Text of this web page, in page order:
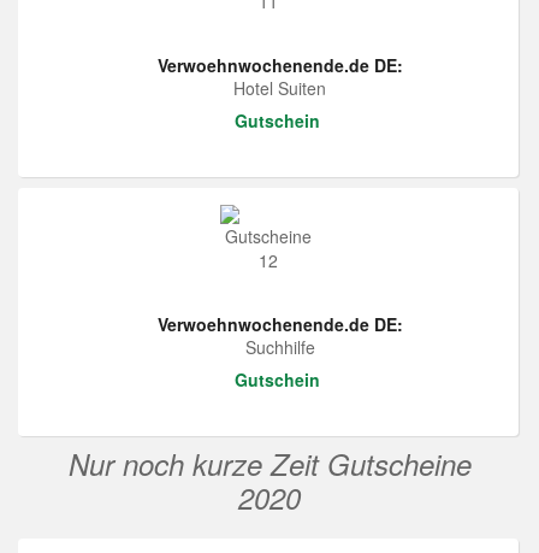
Verwoehnwochenende.de DE:
Hotel Suiten
Gutschein
Verwoehnwochenende.de DE:
Suchhilfe
Gutschein
Nur noch kurze Zeit Gutscheine
2020